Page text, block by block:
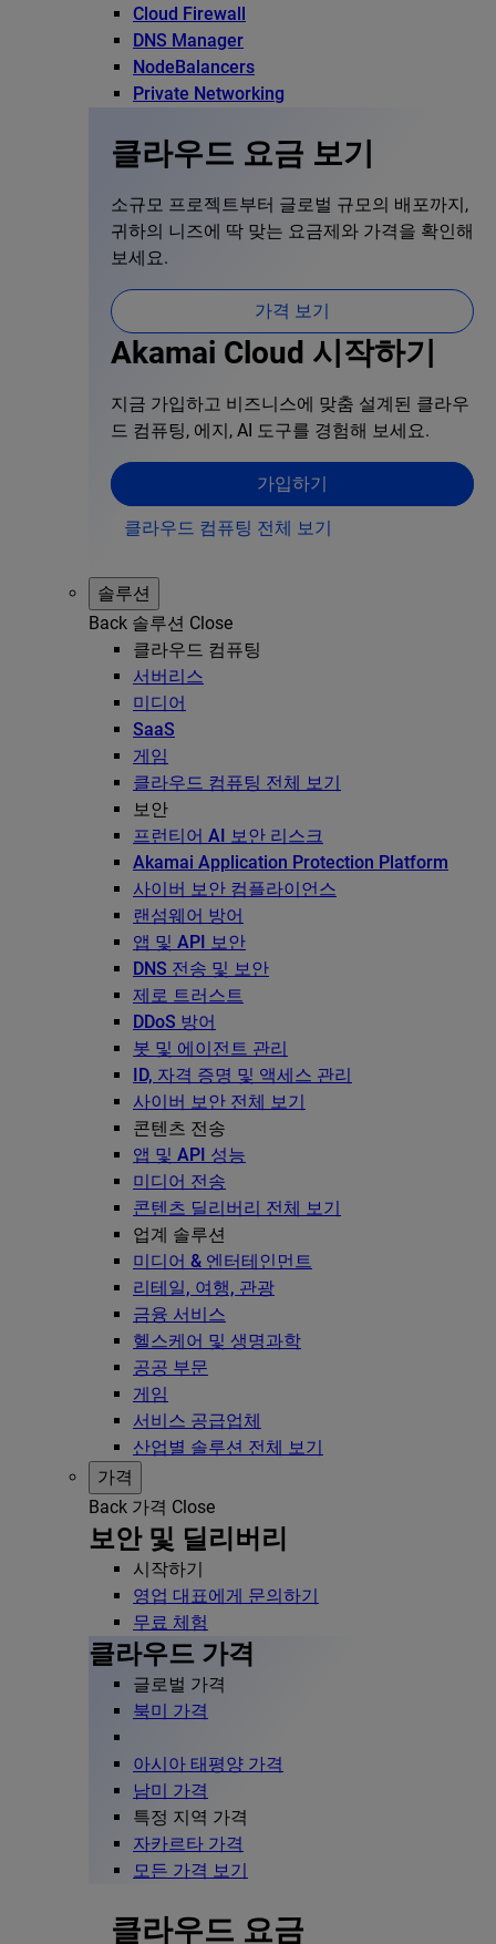
Cloud Firewall
DNS Manager
NodeBalancers
Private Networking
클라우드 요금 보기
소규모 프로젝트부터 글로벌 규모의 배포까지,
귀하의 니즈에 딱 맞는 요금제와 가격을 확인해
보세요.
가격 보기
Akamai Cloud 시작하기
지금 가입하고 비즈니스에 맞춤 설계된 클라우
드 컴퓨팅, 에지, AI 도구를 경험해 보세요.
가입하기
클라우드 컴퓨팅 전체 보기
솔루션
Back 솔루션 Close
클라우드 컴퓨팅
서버리스
미디어
SaaS
게임
클라우드 컴퓨팅 전체 보기
보안
프런티어 AI 보안 리스크
Akamai Application Protection Platform
사이버 보안 컴플라이언스
랜섬웨어 방어
앱 및 API 보안
DNS 전송 및 보안
제로 트러스트
DDoS 방어
봇 및 에이전트 관리
ID, 자격 증명 및 액세스 관리
사이버 보안 전체 보기
콘텐츠 전송
앱 및 API 성능
미디어 전송
콘텐츠 딜리버리 전체 보기
업계 솔루션
미디어 & 엔터테인먼트
리테일, 여행, 관광
금융 서비스
헬스케어 및 생명과학
공공 부문
게임
서비스 공급업체
산업별 솔루션 전체 보기
가격
Back 가격 Close
보안 및 딜리버리
시작하기
영업 대표에게 문의하기
무료 체험
클라우드 가격
글로벌 가격
북미 가격
아시아 태평양 가격
남미 가격
특정 지역 가격
자카르타 가격
모든 가격 보기
클라우드 요금